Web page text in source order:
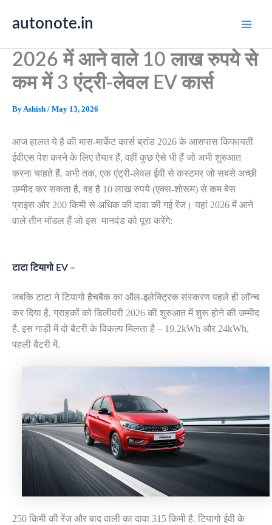
autonote.in
2026 में आने वाले 10 लाख रुपये से
कम में 3 एंट्री-लेवल EV कार्स
ByAshish / May 13, 2026
आज हालत ये है की मास-मार्केट कार्स ब्रांड 2026 के आसपास किफायती
ईवीएस पेश करने के लिए तैयार हैं, वहीं कुछ ऐसे भी हैं जो अभी शुरुआत
करना चाहते हैं. अभी तक, एक एंट्री-लेवल ईवी से कस्टमर जो सबसे अच्छी
उम्मीद कर सकता है, वह है 10 लाख रुपये (एक्स-शोरूम) से कम बेस
प्राइस और 200 किमी से अधिक की दावा की गई रेंज। यहां 2026 में आने
वाले तीन मॉडल हैं जो इस मानदंड को पूरा करेंगे:
टाटा टियागो EV –
जबकि टाटा ने टियागो हैचबैक का ऑल-इलेक्ट्रिक संस्करण पहले ही लॉन्च
कर दिया है, ग्राहकों को डिलीवरी 2026 की शुरुआत में शुरू होने की उम्मीद
है. इस गाड़ी में दो बैटरी के विकल्प मिलता है – 19.2kWh और 24kWh,
पहली बैटरी में.
250 किमी की रेंज और बाद वाली का दावा 315 किमी है. टियागो ईवी के